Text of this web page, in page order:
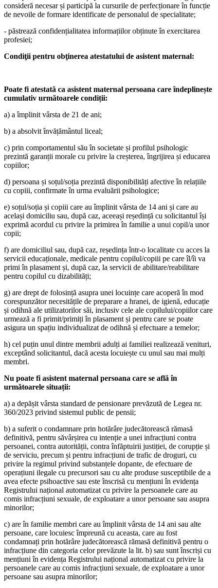
consideră necesar și participă la cursurile de perfecționare în funcție
de nevoile de formare identificate de personalul de specialitate;
- păstrează confidențialitatea informațiilor obținute în exercitarea
profesiei;
Condiţii pentru obţinerea atestatului de asistent maternal:
Poate fi atestată ca asistent maternal persoana care îndeplinește
cumulativ următoarele condiții:
a) a împlinit vârsta de 21 de ani;
b) a absolvit învățământul liceal;
c) prin comportamentul său în societate și profilul psihologic
prezintă garanții morale cu privire la creșterea, îngrijirea și educarea
copiilor;
d) persoana și soțul/soția prezintă disponibilități afective în relațiile
cu copiii, confirmate în urma evaluării psihologice;
e) soțul/soția și copiii care au împlinit vârsta de 14 ani și care au
același domiciliu sau, după caz, aceeași reședință cu solicitantul își
exprimă acordul cu privire la primirea în familie a unui copil/a unor
copii;
f) are domiciliul sau, după caz, reședința într-o localitate cu acces la
servicii educaționale, medicale pentru copilul/copiii pe care îl/îi va
primi în plasament și, după caz, la servicii de abilitare/reabilitare
pentru copilul cu dizabilități;
g) are drept de folosință asupra unei locuințe care acoperă în mod
corespunzător necesitățile de preparare a hranei, de igienă, educație
și odihnă ale utilizatorilor săi, inclusiv cele ale copilului/copiilor care
urmează a fi primit/primiți în plasament și pentru care se poate
asigura un spațiu individualizat de odihnă și efectuare a temelor;
h) cel puțin unul dintre membrii adulți ai familiei realizează venituri,
exceptând solicitantul, dacă acesta locuiește cu unul sau mai mulți
membri.
Nu poate fi asistent maternal persoana care se află în
următoarele situații:
a) a depășit vârsta standard de pensionare prevăzută de Legea nr.
360/2023 privind sistemul public de pensii;
b) a suferit o condamnare prin hotărâre judecătorească rămasă
definitivă, pentru săvârșirea cu intenție a unei infracțiuni contra
persoanei, contra autorității, contra înfăptuirii justiției, de corupție și
de serviciu, precum și pentru infracțiuni de trafic de droguri, cu
privire la regimul privind substanțele dopante, de efectuare de
operațiuni ilegale cu precursori sau cu alte produse susceptibile de a
avea efecte psihoactive sau este înscrisă cu mențiuni în evidența
Registrului național automatizat cu privire la persoanele care au
comis infracțiuni sexuale, de exploatare a unor persoane sau asupra
minorilor;
c) are în familie membri care au împlinit vârsta de 14 ani sau alte
persoane, care locuiesc împreună cu aceasta, care au fost
condamnați prin hotărâre judecătorească rămasă definitivă pentru o
infracțiune din categoria celor prevăzute la lit. b) sau sunt înscriși cu
mențiuni în evidența Registrului național automatizat cu privire la
persoanele care au comis infracțiuni sexuale, de exploatare a unor
persoane sau asupra minorilor;